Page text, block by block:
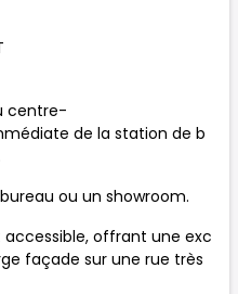
centre-
de la station de b
ou un showroom.
offrant une exc
façade sur une rue très